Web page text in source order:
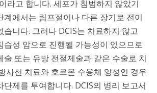
라고 합니다. 세포가 침범하지 않았기
계에서는 림프절이나 다른 장기로 전이
습니다. 그러나 DCIS는 치료하지 않고
습성 암으로 진행될 가능성이 있으므로
술 또는 유방 전절제술과 같은 수술로 치
사선 치료와 호르몬 수용체 양성인 경우
단제를 투여합니다. DCIS의 병리 보고서